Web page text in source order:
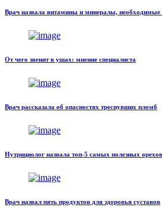
Врач назвала витамины и минералы, необходимые
От чего звенит в ушах: мнение специалиста
Врач рассказала об опасностях треснувших пломб
Нутрициолог назвала топ-5 самых полезных орехов
Врач назвал пять продуктов для здоровья суставов